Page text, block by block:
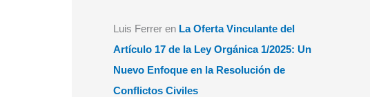
Luis Ferrer en La Oferta Vinculante del
Artículo 17 de la Ley Orgánica 1/2025: Un
Nuevo Enfoque en la Resolución de
Conflictos Civiles